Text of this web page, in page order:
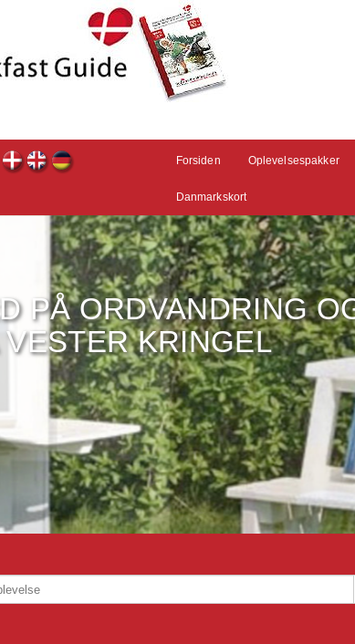
Forsiden Oplevelsespakker
Danmarkskort
PÅ ORDVANDRING
KRINGEL